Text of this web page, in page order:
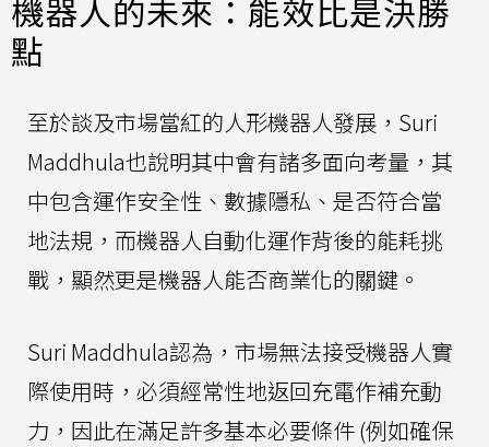
機器人的未來：能效比是決勝
點
至於談及市場當紅的人形機器人發展，Suri
Maddhula也說明其中會有諸多面向考量，其
中包含運作安全性、數據隱私、是否符合當
地法規，而機器人自動化運作背後的能耗挑
戰，顯然更是機器人能否商業化的關鍵。
Suri Maddhula認為，市場無法接受機器人實
際使用時，必須經常性地返回充電作補充動
力，因此在滿足許多基本必要條件 (例如確保